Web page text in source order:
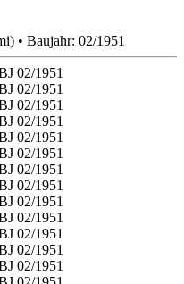
• Baujahr: 02/1951